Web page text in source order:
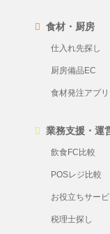
食材・厨房
仕入れ先探し
厨房備品EC
食材発注アプ
業務支援・運
飲食FC比較
POSレジ比較
お役立ちサー
税理士探し